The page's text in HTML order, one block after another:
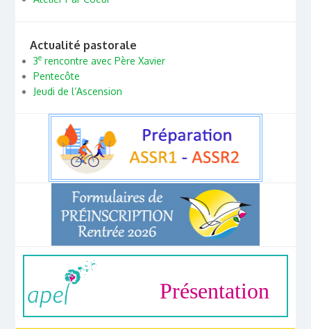
Actualité pastorale
3erencontre avec Père Xavier
Pentecôte
Jeudi de l’Ascension
Présentation